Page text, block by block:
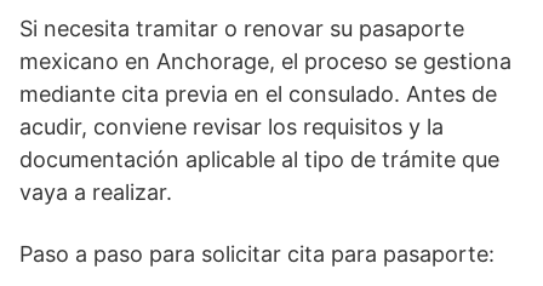
Si necesita tramitar o renovar su pasaporte
mexicano en Anchorage, el proceso se gestiona
mediante cita previa en el consulado. Antes de
acudir, conviene revisar los requisitos y la
documentación aplicable al tipo de trámite que
vaya a realizar.
Paso a paso para solicitar cita para pasaporte: